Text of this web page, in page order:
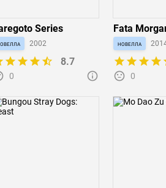
Series
2002
8.7
0
Fata
Yakata:
Genten ni
Monogatari
новелла
0